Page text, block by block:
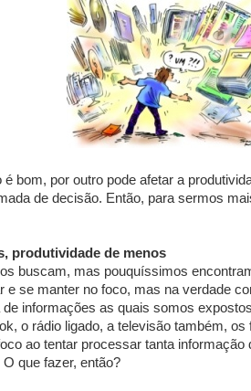
é bom, por outro pode afetar a
de decisão. Então, para sermos
produtividade de menos
buscam, mas pouquíssimos
e se manter no foco, mas na verdade
de informações as quais somos
o rádio ligado, a televisão também,
ao tentar processar tanta
que fazer, então?